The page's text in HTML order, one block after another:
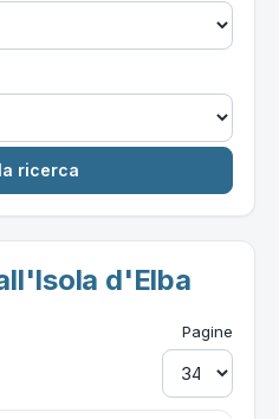
d'Elba
Pagine